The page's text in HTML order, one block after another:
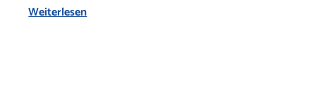
Weiterlesen